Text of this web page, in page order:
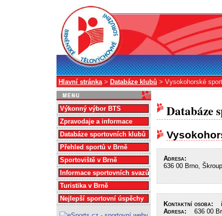
Hlavní stránka> Databáze klubů > Vysokohorské
Databáze
Adresa:
636 00 Brno,
Kontaktní osoba:
Adresa: 636 00
Výkonný výbor BTS
Zpravodaje a informace
Databáze sportovních klubů
Přehled sportů v Brně
Sportoviště v Brně
Informace sportovních svazů
Turistika v Brně
Nejlepší sportovní úspěchy